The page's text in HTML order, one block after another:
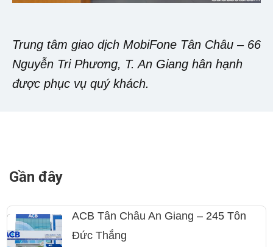
Trung tâm giao dịch MobiFone Tân Châu – 66
Nguyễn Tri Phương, T. An Giang hân hạnh
được phục vụ quý khách.
Gần đây
ACB Tân Châu An Giang – 245 Tôn
Đức Thắng